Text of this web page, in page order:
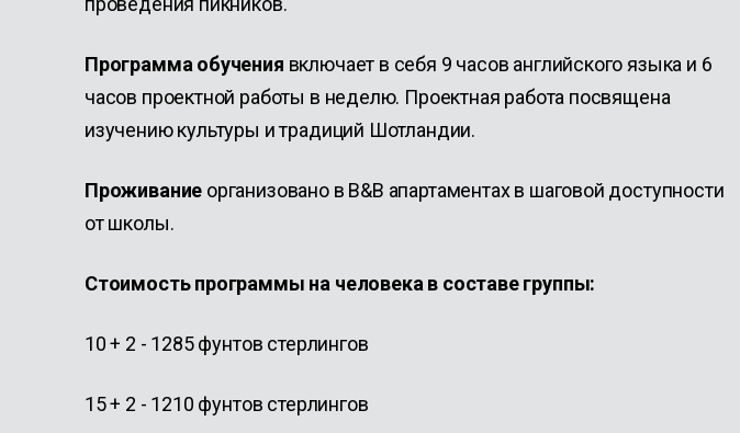
Программа обучения включает в себя 9 часов английского языка и 6
часов проектной работы в неделю. Проектная работа посвящена
изучению культуры и традиций Шотландии.
Проживание организовано в B&B апартаментах в шаговой доступности
от школы.
Стоимость программы на человека в составе группы:
10 + 2 - 1285 фунтов стерлингов
15 + 2 - 1210 фунтов стерлингов